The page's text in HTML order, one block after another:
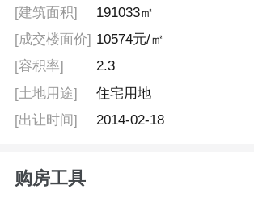
[建筑面积]
191033㎡
[成交楼面价] 10574元/㎡
[容积率]
2.3
[土地用途]
住宅用地
[出让时间]
2014-02-18
购房工具